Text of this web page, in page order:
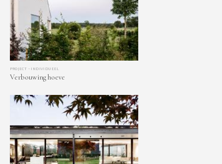
PROJECT – INDIVIDUEEL
Verbouwing hoeve